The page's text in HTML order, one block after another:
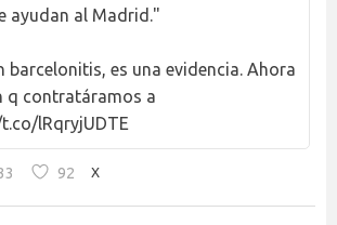
ayudan al Madrid."
barcelonitis, es una evidencia. Ahora
q contratáramos a
lRqryjUDTE
92 X